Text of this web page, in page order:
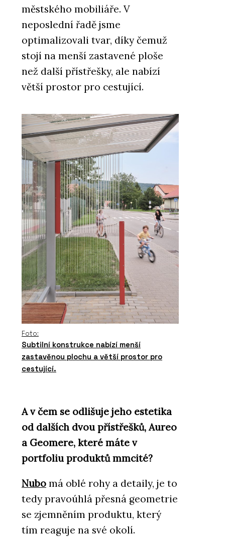
městského mobiliáře. V
neposlední řadě jsme
optimalizovali tvar, díky čemuž
stojí na menší zastavené ploše
než další přístřešky, ale nabízí
větší prostor pro cestující.
Foto:
Subtilní konstrukce nabízí menší
zastavěnou plochu a větší prostor pro
cestující.
A v čem se odlišuje jeho estetika
od dalších dvou přístřešků, Aureo
a Geomere, které máte v
portfoliu produktů mmcité?
Nubo má oblé rohy a detaily, je to
tedy pravoúhlá přesná geometrie
se zjemněním produktu, který
tím reaguje na své okolí.